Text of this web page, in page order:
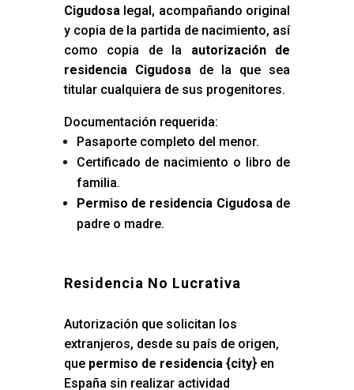
Cigudosalegal, acompañando original
y copia de la partida de nacimiento, así
como copia de la autorización de
residencia Cigudosade la que sea
titular cualquiera de sus progenitores.
Documentación requerida:
Pasaporte completo del menor.
Certificado de nacimiento o libro de
familia.
Permiso de residencia Cigudosade
padre o madre.
Residencia No Lucrativa
Autorización que solicitan los
extranjeros, desde su país de origen,
que permiso de residencia {city} en
España sin realizar actividad